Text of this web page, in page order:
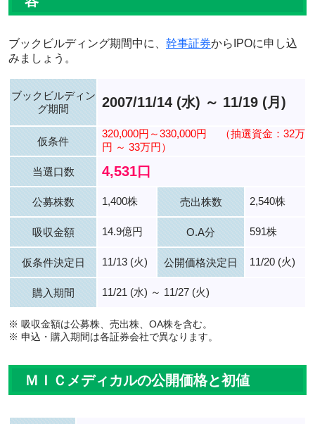
ブックビルディング期間中に、 幹事証券からIPOに申し込
みましょう。
ブックビルディン
グ期間
2007/11/14 (水) ～ 11/19 (月)
仮条件
320,000円～330,000円
（抽選資金：32万
円 ～ 33万円）
当選口数 4,531口
公募株数 1,400株 売出株数 2,540株
吸収金額 14.9億円 O.A分 591株
仮条件決定日 11/13 (火) 公開価格決定日 11/20 (火)
購入期間 11/21 (水) ～ 11/27 (火)
※ 吸収金額は公募株、売出株、OA株を含む。
※ 申込・購入期間は各証券会社で異なります。
ＭＩＣメディカルの公開価格と初値